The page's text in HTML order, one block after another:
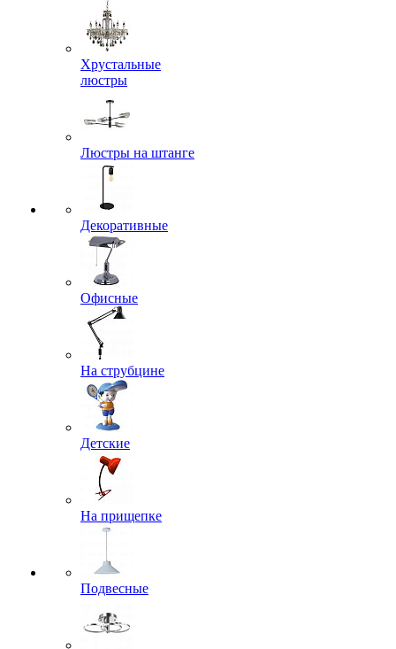
Хрустальные
люстры
Люстры на штанге
Декоративные
Офисные
На струбцине
Детские
На прищепке
Подвесные